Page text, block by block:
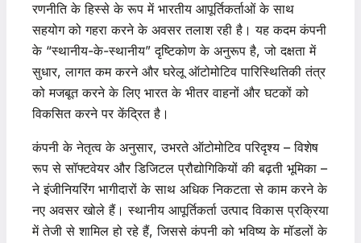
रणनीति के हिस्से के रूप में भारतीय आपूर्तिकर्ताओं के साथ
सहयोग को गहरा करने के अवसर तलाश रही है। यह कदम कंपनी
के “स्थानीय-के-स्थानीय” दृष्टिकोण के अनुरूप है, जो दक्षता में
सुधार, लागत कम करने और घरेलू ऑटोमोटिव पारिस्थितिकी तंत्र
को मजबूत करने के लिए भारत के भीतर वाहनों और घटकों को
विकसित करने पर केंद्रित है।
कंपनी के नेतृत्व के अनुसार, उभरते ऑटोमोटिव परिदृश्य – विशेष
रूप से सॉफ्टवेयर और डिजिटल प्रौद्योगिकियों की बढ़ती भूमिका –
ने इंजीनियरिंग भागीदारों के साथ अधिक निकटता से काम करने के
नए अवसर खोले हैं। स्थानीय आपूर्तिकर्ता उत्पाद विकास प्रक्रिया
में तेजी से शामिल हो रहे हैं, जिससे कंपनी को भविष्य के मॉडलों के